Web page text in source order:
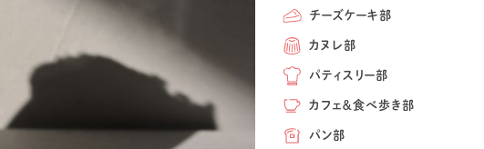
チーズケーキ部
カヌレ部
パティスリー部
カフェ＆食べ歩き部
パン部